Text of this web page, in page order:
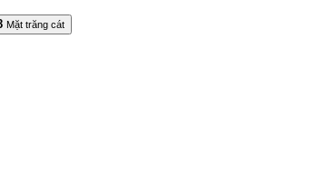
Mặt trăng cát